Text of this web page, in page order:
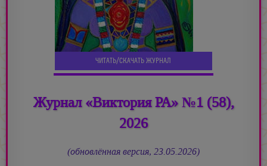
ЧИТАТЬ/СКАЧАТЬ ЖУРНАЛ
Журнал «Виктория РА» №1 (58),
2026
(обновлённая версия, 23.05.2026)